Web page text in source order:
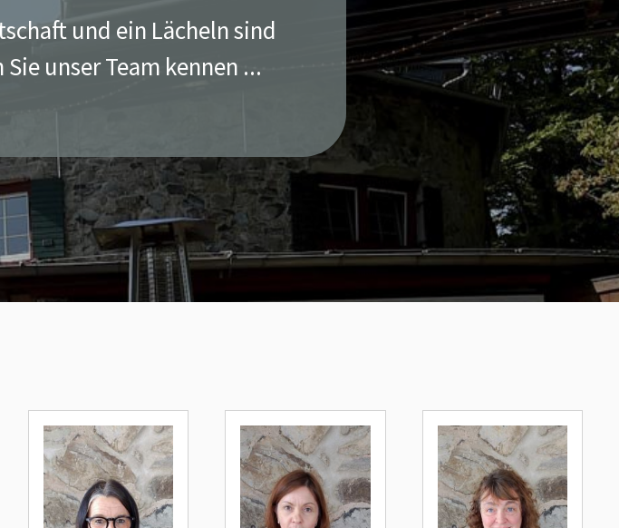
und ein Lächeln sind
unser Team kennen ...